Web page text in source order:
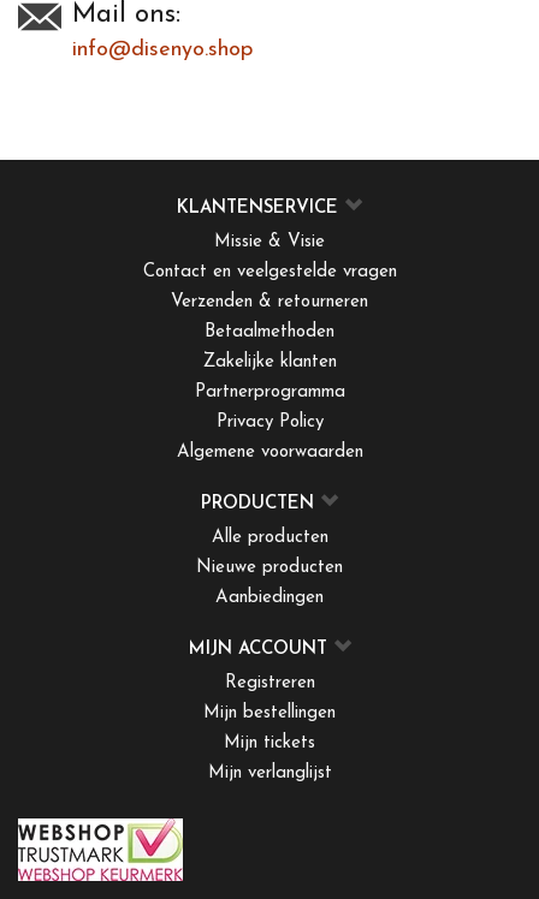
Mail ons:
info@disenyo.shop
KLANTENSERVICE
Missie & Visie
Contact en veelgestelde vragen
Verzenden & retourneren
Betaalmethoden
Zakelijke klanten
Partnerprogramma
Privacy Policy
Algemene voorwaarden
PRODUCTEN
Alle producten
Nieuwe producten
Aanbiedingen
MIJN ACCOUNT
Registreren
Mijn bestellingen
Mijn tickets
Mijn verlanglijst